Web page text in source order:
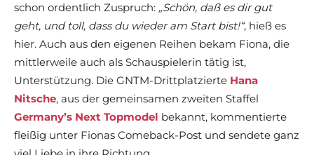
schon ordentlich Zuspruch: „Schön, daß es dir gut
geht, und toll, dass du wieder am Start bist!“, hieß es
hier. Auch aus den eigenen Reihen bekam Fiona, die
mittlerweile auch als Schauspielerin tätig ist,
Unterstützung. Die GNTM-Drittplatzierte Hana
Nitsche, aus der gemeinsamen zweiten Staffel
Germany’s Next Topmodel bekannt, kommentierte
fleißig unter Fionas Comeback-Post und sendete ganz